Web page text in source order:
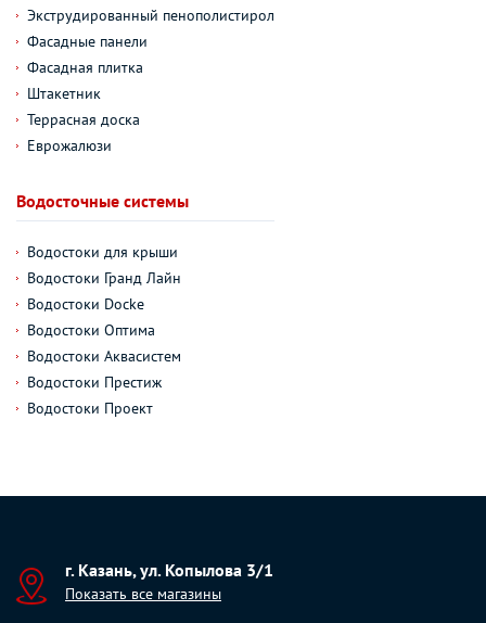
Экструдированный пенополистирол
Фасадные панели
Фасадная плитка
Штакетник
Террасная доска
Еврожалюзи
Водосточные системы
Водостоки для крыши
Водостоки Гранд Лайн
Водостоки Docke
Водостоки Оптима
Водостоки Аквасистем
Водостоки Престиж
Водостоки Проект
г. Казань, ул. Копылова 3/1
Показать все магазины